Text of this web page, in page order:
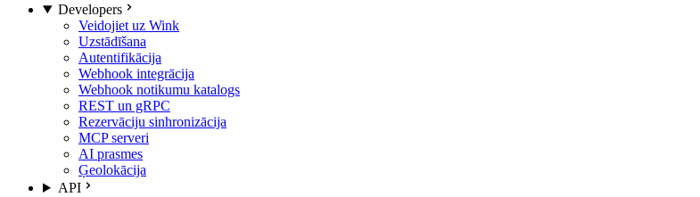
Developers
Veidojiet uz Wink
Uzstādīšana
Autentifikācija
Webhook integrācija
Webhook notikumu katalogs
REST un gRPC
Rezervāciju sinhronizācija
MCP serveri
AI prasmes
Ģeolokācija
API